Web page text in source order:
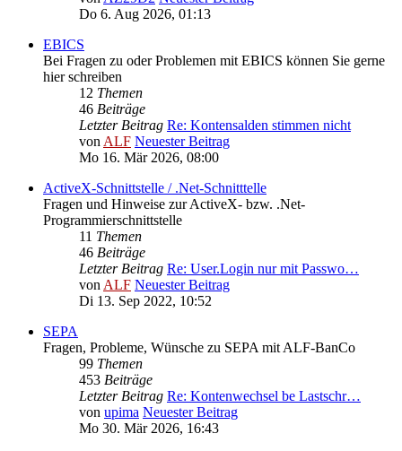
Do 6. Aug 2026, 01:13
EBICS
Bei Fragen zu oder Problemen mit EBICS können Sie gerne
hier schreiben
12 Themen
46 Beiträge
Letzter Beitrag Re: Kontensalden stimmen nicht
vonALF Neuester Beitrag
Mo 16. Mär 2026, 08:00
ActiveX-Schnittstelle / .Net-Schnitttelle
Fragen und Hinweise zur ActiveX- bzw. .Net-
Programmierschnittstelle
11 Themen
46 Beiträge
Letzter Beitrag Re: User.Login nur mit Passwo…
vonALF Neuester Beitrag
Di 13. Sep 2022, 10:52
SEPA
Fragen, Probleme, Wünsche zu SEPA mit ALF-BanCo
99 Themen
453 Beiträge
Letzter Beitrag Re: Kontenwechsel be Lastschr…
von upima Neuester Beitrag
Mo 30. Mär 2026, 16:43